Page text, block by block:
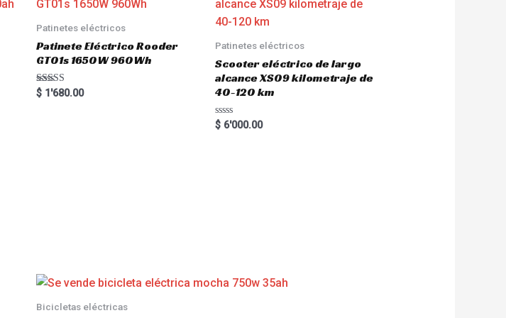
Patinetes eléctricos
Patinete Eléctrico Rooder
GT01s 1650W 960Wh
Rated
5.00
$ 1'680.00
Patinetes eléctricos
Scooter eléctrico de largo
alcance XS09 kilometraje de
40-120 km
R
a
$6'000.00
Bicicletas eléctricas